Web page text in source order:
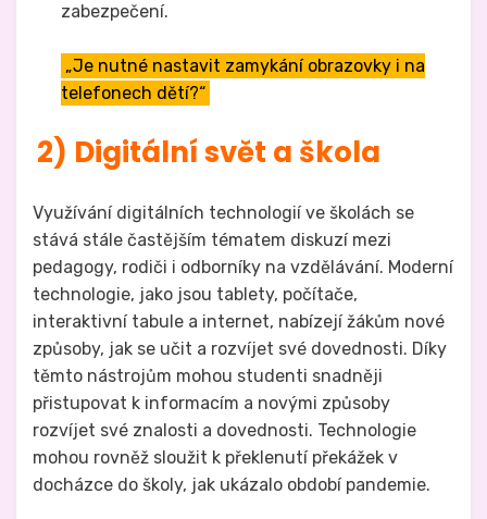
zabezpečení.
„Je nutné nastavit zamykání obrazovky i na
telefonech dětí?“
2) Digitální svět a škola
Využívání digitálních technologií ve školách se
stává stále častějším tématem diskuzí mezi
pedagogy, rodiči i odborníky na vzdělávání. Moderní
technologie, jako jsou tablety, počítače,
interaktivní tabule a internet, nabízejí žákům nové
způsoby, jak se učit a rozvíjet své dovednosti. Díky
těmto nástrojům mohou studenti snadněji
přistupovat k informacím a novými způsoby
rozvíjet své znalosti a dovednosti. Technologie
mohou rovněž sloužit k překlenutí překážek v
docházce do školy, jak ukázalo období pandemie.